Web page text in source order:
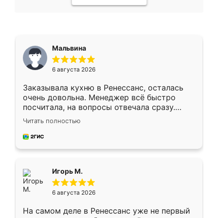
Мальвина
6 августа 2026
Заказывала кухню в Ренессанс, осталась
очень довольна. Менеджер всё быстро
посчитала, на вопросы отвечала сразу.
Замерщик приехал в субботу, подошёл к
делу со всей ответственностью. Собрали
за день, ребята работали аккуратно, даже
Читать полностью
Игорь М.
6 августа 2026
На самом деле в Ренессанс уже не первый